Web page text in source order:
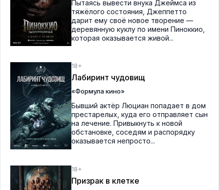
Пытаясь вывести внука Джеймса из
тяжёлого состояния, Джеппетто
дарит ему своё новое творение —
деревянную куклу по имени Пиноккио,
которая оказывается живой...
18+
Лабиринт чудовищ
«Формула кино»
Бывший актёр Люциан попадает в дом
престарелых, куда его отправляет сын
на лечение. Привыкнуть к новой
обстановке, соседям и распорядку
оказывается непросто...
18+
Призрак в клетке